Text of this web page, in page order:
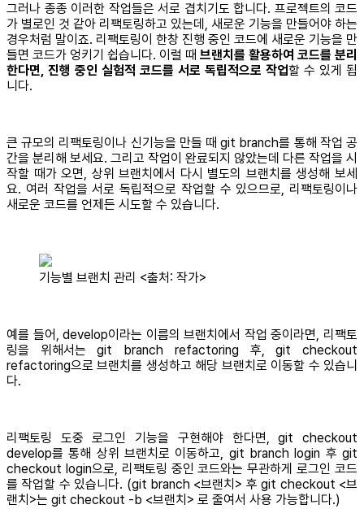
그러나 종종 이러한 작업들은 서로 겹치기도 합니다. 프로젝트의 코드
가 별로인 것 같아 리팩토링하고 있는데, 새로운 기능을 만들어야 하는
경우처럼 말이죠. 리팩토링이 한창 진행 중인 코드에 새로운 기능을 만
들면 코드가 엉키기 쉽습니다. 이럴 때 브랜치를 활용하여 코드를 분리
한다면, 진행 중인 실험적 코드를 서로 독립적으로 작업할 수 있게 됩
니다.
큰 규모의 리팩토링이나 신기능을 만들 때 git branch를 통해 작업 공
간을 분리해 보세요. 그리고 작업이 완료되지 않았는데 다른 작업을 시
작할 때가 오면, 상위 브랜치에서 다시 별도의 브랜치를 생성해 보세
요. 여러 작업을 서로 독립적으로 작업할 수 있으므로, 리팩토링이나
새로운 코드를 언제든 시도할 수 있습니다.
기능별 브랜치 관리 <출처: 작가>
예를 들어, develop이라는 이름의 브랜치에서 작업 중이라면, 리팩토
링을 위해서는 git branch refactoring 후, git checkout
refactoring으로 브랜치를 생성하고 해당 브랜치로 이동할 수 있습니
다.
리팩토링 도중 로그인 기능을 구현해야 한다면, git checkout
develop를 통해 상위 브랜치로 이동하고, git branch login 후 git
checkout login으로, 리팩토링 중인 코드와는 무관하게 로그인 코드
를 작업할 수 있습니다. (git branch <브랜치> 후 git checkout <브
랜치>는 git checkout -b <브랜치> 로 줄여서 사용 가능합니다.)